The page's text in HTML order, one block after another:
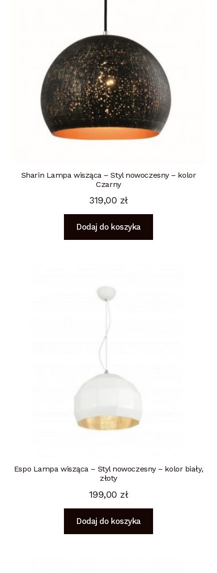
Sharin Lampa wisząca – Styl nowoczesny – kolor
Czarny
319,00 zł
Dodaj do koszyka
Espo Lampa wisząca – Styl nowoczesny – kolor biały,
złoty
199,00 zł
Dodaj do koszyka